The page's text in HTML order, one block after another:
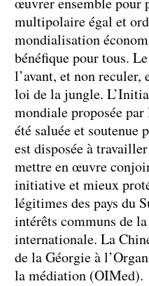
multipolaire égal et
mondialisation
bénéfique pour tous.
l’avant, et non reculer,
loi de la jungle.
mondiale proposée
été saluée et soutenue
est disposée à
mettre en œuvre
initiative et mieux
légitimes des pays du
intérêts communs de
internationale. La
de la Géorgie à
la médiation (OIMed).